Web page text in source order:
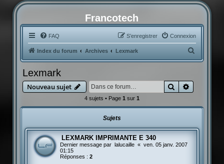
Francotech
FAQ Connexion
S’enregistrer
Index du forum Archives Lexmark
e
Lexmark
Nouveau sujet Rechercher
4 sujets • Page 1sur 1
Sujets
LEXMARK IMPRIMANTE E 340
Dernier message par lalucaille « ven. 05 janv. 2007
01:15
Réponses : 2